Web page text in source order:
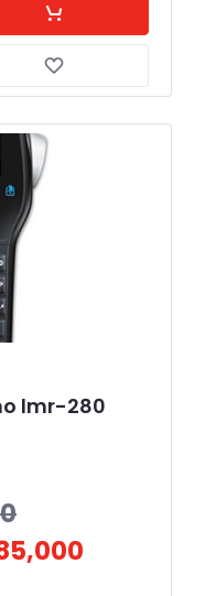
lmr-280